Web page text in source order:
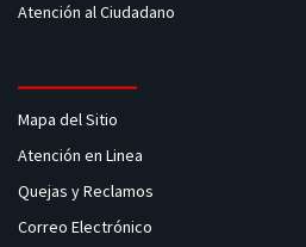
Atención al Ciudadano
Mapa del Sitio
Atención en Linea
Quejas y Reclamos
Correo Electrónico